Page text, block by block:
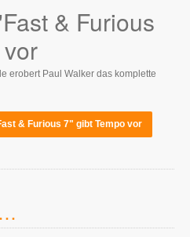
& Furious
erobert Paul Walker das komplette
& Furious 7" gibt Tempo vor